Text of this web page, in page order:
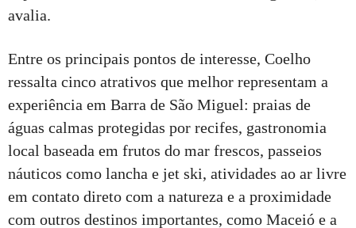
avalia.
Entre os principais pontos de interesse, Coelho
ressalta cinco atrativos que melhor representam a
experiência em Barra de São Miguel: praias de
águas calmas protegidas por recifes, gastronomia
local baseada em frutos do mar frescos, passeios
náuticos como lancha e jet ski, atividades ao ar livre
em contato direto com a natureza e a proximidade
com outros destinos importantes, como Maceió e a